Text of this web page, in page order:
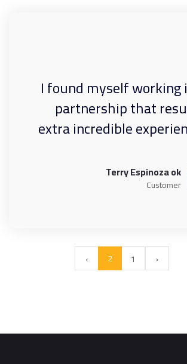
I found myself working
partnership that
extra incredible
Terry Espinoza ok
Customer
‹
1
2
›